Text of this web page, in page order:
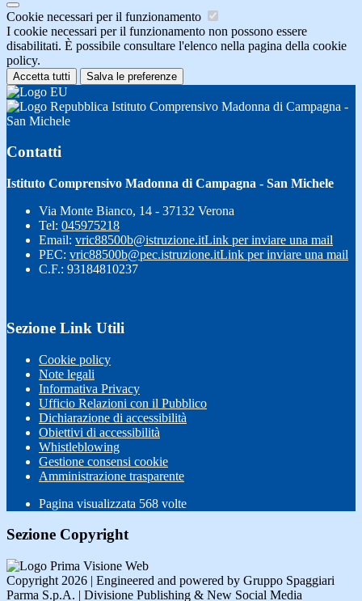
Cookie necessari per il funzionamento
I cookie necessari per il funzionamento non possono essere
disabilitati. È possibile consultare l'elenco nella pagina della cookie
policy.
Accetta tutti Salva le preferenze
Istituto Comprensivo Madonna di Campagna -
San Michele
Contatti
Istituto Comprensivo Madonna di Campagna - San Michele
Via Monte Bianco, 14 - 37132 Verona
Tel: 045975218
Email: vric88500b@istruzione.itLink per inviare una mail
PEC: vric88500b@pec.istruzione.itLink per inviare una mail
C.F.: 93184810237
Sezione Link Utili
Cookie policy
Note legali
Informativa Privacy
Ufficio Relazioni con il Pubblico
Dichiarazione di accessibilità
Obiettivi di accessibilità
Whistleblowing
Gestione consensi cookie
Amministrazione trasparente
Pagina visualizzata 568 volte
Sezione Copyright
Copyright 2026 | Engineered and powered by Gruppo Spaggiari
Parma S.p.A. | Divisione Publishing & New Social Media